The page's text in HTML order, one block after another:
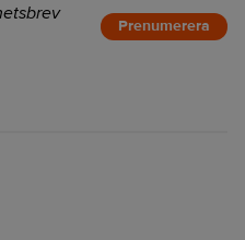
Prenumerera